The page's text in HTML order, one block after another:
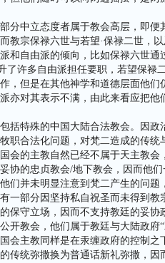
分中立态度者属于教会高层，即
教宗保禄六世与若望·保禄二世，
和自由派的倾向，比如保禄六世通
了许多自由派担任要职，若望保
，但是在其他神学和道德层面他
亦对其表示不满，由此来看应把他
括特殊的中国大陆合法教会。因
职合法化问题，对梵二造成的传
会的主教自然已经不属于天主教
协的忠贞教会/地下教会，因而他
们并未明显注意到梵二产生的问
一部分因坚持私自祝圣而未得到
保守立场，因而不支持教廷的妥
开教会，他们属于教廷与大陆政
会主教同样是在汞缠政府的控制
传统弥撒换为普通话新礼弥撒，